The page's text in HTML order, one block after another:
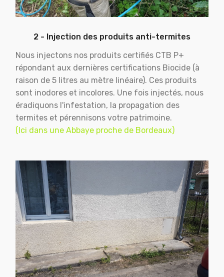
2 - Injection des produits anti-termites
Nous injectons nos produits certifiés CTB P+
répondant aux dernières certifications Biocide (à
raison de 5 litres au mètre linéaire). Ces produits
sont inodores et incolores. Une fois injectés, nous
éradiquons l'infestation, la propagation des
termites et pérennisons votre patrimoine.
(Ici dans une Abbaye proche de Bordeaux)